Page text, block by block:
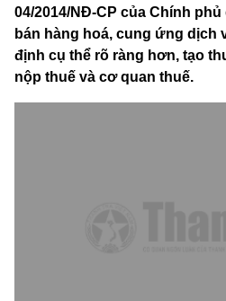
04/2014/NĐ-CP của Chính
bán hàng hoá, cung ứng dịch
định cụ thể rõ ràng hơn, tạo
nộp thuế và cơ quan thuế.